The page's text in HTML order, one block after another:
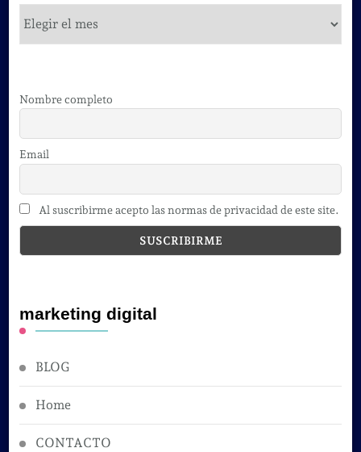
Nombre completo
Email
Al suscribirme acepto las normas de privacidad de este site.
marketing digital
BLOG
Home
CONTACTO